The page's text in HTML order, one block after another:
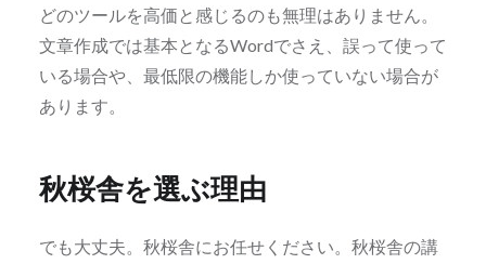
どのツールを高価と感じるのも無理はありません。
文章作成では基本となるWordでさえ、誤って使って
いる場合や、最低限の機能しか使っていない場合が
あります。
秋桜舎を選ぶ理由
でも大丈夫。秋桜舎にお任せください。秋桜舎の講